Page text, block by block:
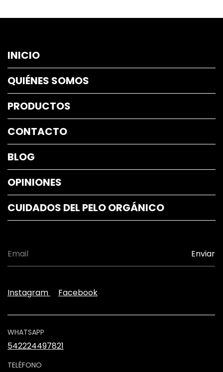
INICIO
QUIÉNES SOMOS
PRODUCTOS
CONTACTO
BLOG
OPINIONES
CUIDADOS DEL PELO ORGÁNICO
Instagram Facebook
WHATSAPP
542224497821
TELÉFONO